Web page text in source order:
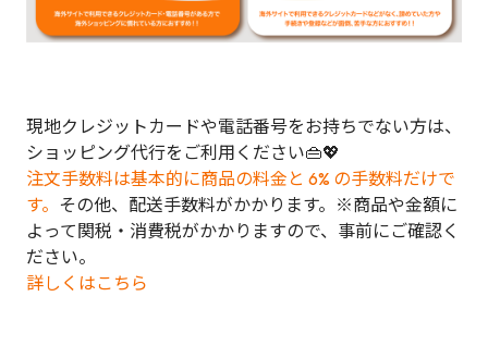
現地クレジットカードや電話番号をお持ちでない方は、
ショッピング代行をご利用ください👜💖
注文手数料は基本的に商品の料金と 6% の手数料だけで
す。 その他、配送手数料がかかります。※商品や金額に
よって関税・消費税がかかりますので、事前にご確認く
ださい。
詳しくはこちら